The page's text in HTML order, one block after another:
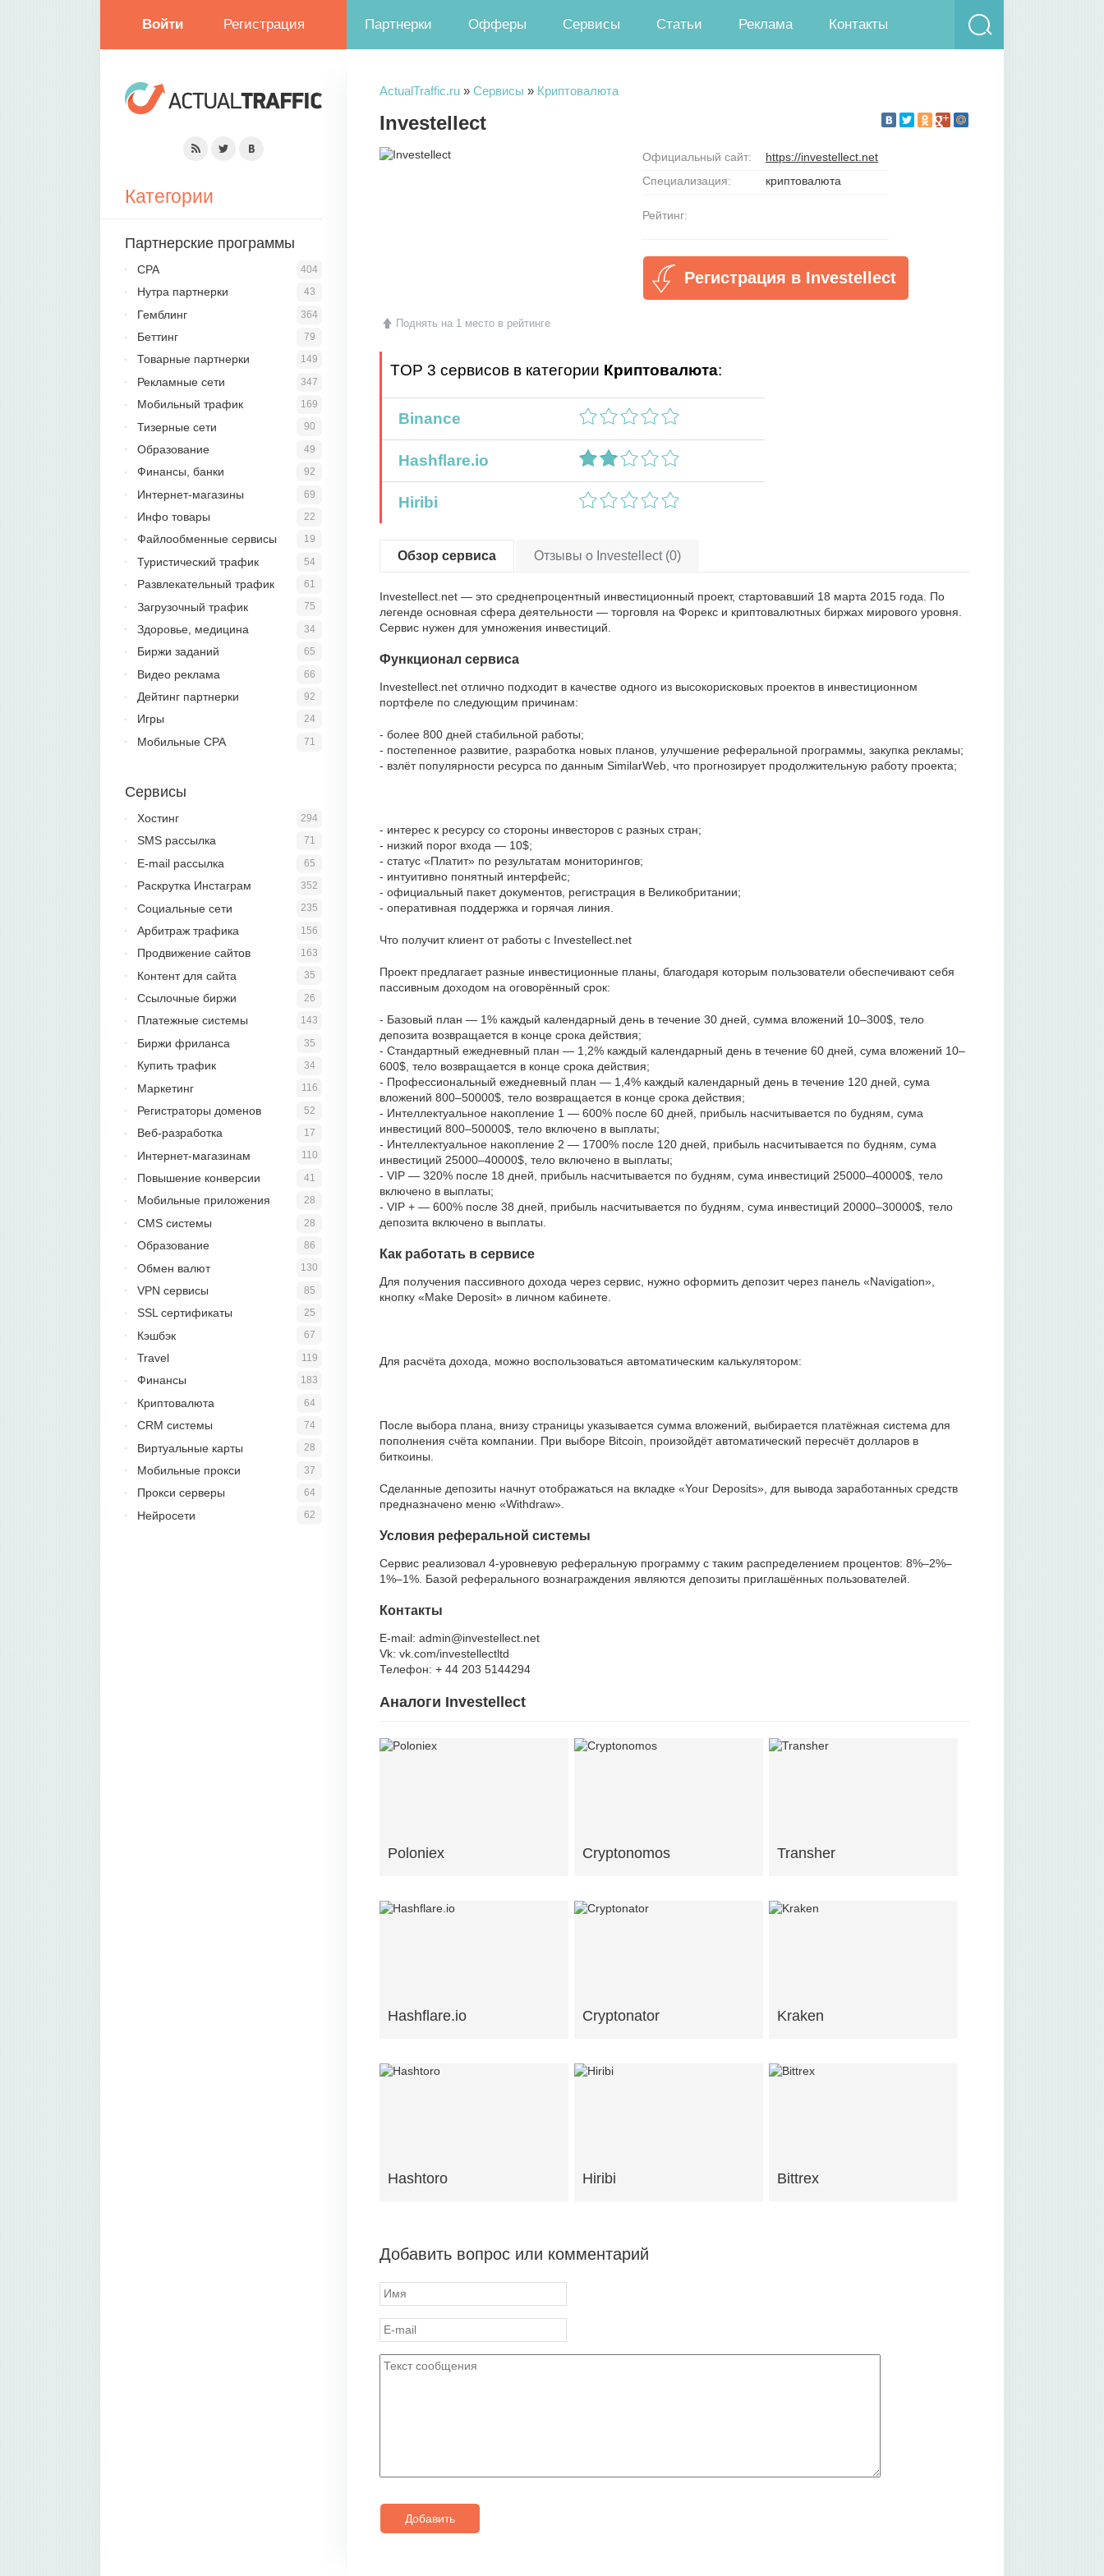
Войти Регистрация Партнерки Офферы Сервисы Статьи Реклама Контакты
ActualTraffic.ru » Сервисы » Криптовалюта
Investellect
Поднять на 1 место в рейтинге
Официальный сайт:
https://investellect.net
Специализация:
криптовалюта
Рейтинг:
Регистрация в Investellect
TOP 3 сервисов в категории Криптовалюта:
Binance
Hashflare.io
Hiribi
Обзор сервиса Отзывы о Investellect (0)
Investellect.net — это среднепроцентный инвестиционный проект, стартовавший 18 марта 2015 года. По
легенде основная сфера деятельности — торговля на Форекс и криптовалютных биржах мирового уровня.
Сервис нужен для умножения инвестиций.
Функционал сервиса
Investellect.net отлично подходит в качестве одного из высокорисковых проектов в инвестиционном
портфеле по следующим причинам:
- более 800 дней стабильной работы;
- постепенное развитие, разработка новых планов, улучшение реферальной программы, закупка рекламы;
- взлёт популярности ресурса по данным SimilarWeb, что прогнозирует продолжительную работу проекта;
- интерес к ресурсу со стороны инвесторов с разных стран;
- низкий порог входа — 10$;
- статус «Платит» по результатам мониторингов;
- интуитивно понятный интерфейс;
- официальный пакет документов, регистрация в Великобритании;
- оперативная поддержка и горячая линия.
Что получит клиент от работы с Investellect.net
Проект предлагает разные инвестиционные планы, благодаря которым пользователи обеспечивают себя
пассивным доходом на оговорённый срок:
- Базовый план — 1% каждый календарный день в течение 30 дней, сумма вложений 10–300$, тело
депозита возвращается в конце срока действия;
- Стандартный ежедневный план — 1,2% каждый календарный день в течение 60 дней, сума вложений 10–
600$, тело возвращается в конце срока действия;
- Профессиональный ежедневный план — 1,4% каждый календарный день в течение 120 дней, сума
вложений 800–50000$, тело возвращается в конце срока действия;
- Интеллектуальное накопление 1 — 600% после 60 дней, прибыль насчитывается по будням, сума
инвестиций 800–50000$, тело включено в выплаты;
- Интеллектуальное накопление 2 — 1700% после 120 дней, прибыль насчитывается по будням, сума
инвестиций 25000–40000$, тело включено в выплаты;
- VIP — 320% после 18 дней, прибыль насчитывается по будням, сума инвестиций 25000–40000$, тело
включено в выплаты;
- VIP + — 600% после 38 дней, прибыль насчитывается по будням, сума инвестиций 20000–30000$, тело
депозита включено в выплаты.
Как работать в сервисе
Для получения пассивного дохода через сервис, нужно оформить депозит через панель «Navigation»,
кнопку «Make Deposit» в личном кабинете.
Для расчёта дохода, можно воспользоваться автоматическим калькулятором:
После выбора плана, внизу страницы указывается сумма вложений, выбирается платёжная система для
пополнения счёта компании. При выборе Bitcoin, произойдёт автоматический пересчёт долларов в
биткоины.
Сделанные депозиты начнут отображаться на вкладке «Your Deposits», для вывода заработанных средств
предназначено меню «Withdraw».
Условия реферальной системы
Сервис реализовал 4-уровневую реферальную программу с таким распределением процентов: 8%–2%–
1%–1%. Базой реферального вознаграждения являются депозиты приглашённых пользователей.
Контакты
E-mail: admin@investellect.net
Vk: vk.com/investellectltd
Телефон: + 44 203 5144294
Аналоги Investellect
Poloniex Cryptonomos Transher
Hashflare.io Cryptonator Kraken
Hashtoro Hiribi Bittrex
Добавить вопрос или комментарий
Добавить
Категории
Партнерские программы
404
CPA
43
Нутра партнерки
364
Гемблинг
79
Беттинг
149
Товарные партнерки
347
Рекламные сети
169
Мобильный трафик
90
Тизерные сети
49
Образование
92
Финансы, банки
69
Интернет-магазины
22
Инфо товары
19
Файлообменные сервисы
54
Туристический трафик
61
Развлекательный трафик
75
Загрузочный трафик
34
Здоровье, медицина
65
Биржи заданий
66
Видео реклама
92
Дейтинг партнерки
24
Игры
71
Мобильные CPA
Сервисы
294
Хостинг
71
SMS рассылка
65
E-mail рассылка
352
Раскрутка Инстаграм
235
Социальные сети
156
Арбитраж трафика
163
Продвижение сайтов
35
Контент для сайта
26
Ссылочные биржи
143
Платежные системы
35
Биржи фриланса
34
Купить трафик
116
Маркетинг
52
Регистраторы доменов
17
Веб-разработка
110
Интернет-магазинам
41
Повышение конверсии
28
Мобильные приложения
28
CMS системы
86
Образование
130
Обмен валют
85
VPN сервисы
25
SSL сертификаты
67
Кэшбэк
119
Travel
183
Финансы
64
Криптовалюта
74
CRM системы
28
Виртуальные карты
37
Мобильные прокси
64
Прокси серверы
62
Нейросети